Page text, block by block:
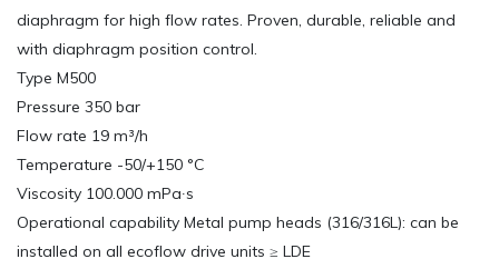
diaphragm for high flow rates. Proven, durable, reliable and
with diaphragm position control.
Type M500
Pressure 350 bar
Flow rate 19 m³/h
Temperature -50/+150 °C
Viscosity 100.000 mPa∙s
Operational capability Metal pump heads (316/316L): can be
installed on all ecoflow drive units ≥ LDE